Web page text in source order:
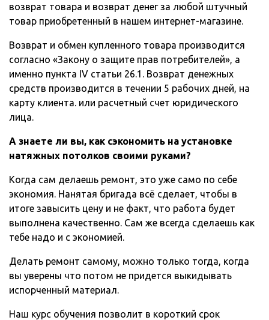
возврат товара и возврат денег за любой штучный
товар приобретенный в нашем интернет-магазине.
Возврат и обмен купленного товара производится
согласно «Закону о защите прав потребителей», а
именно пункта IV статьи 26.1. Возврат денежных
средств производится в течении 5 рабочих дней, на
карту клиента. или расчетный счет юридического
лица.
А знаете ли вы, как сэкономить на установке
натяжных потолков своими руками?
Когда сам делаешь ремонт, это уже само по себе
экономия. Нанятая бригада всё сделает, чтобы в
итоге завысить цену и не факт, что работа будет
выполнена качественно. Сам же всегда сделаешь как
тебе надо и с экономией.
Делать ремонт самому, можно только тогда, когда
вы уверены что потом не придется выкидывать
испорченный материал.
Наш курс обучения позволит в короткий срок